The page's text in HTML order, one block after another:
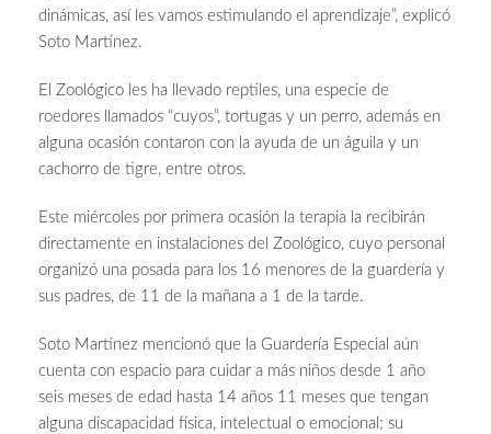
dinámicas, así les vamos estimulando el aprendizaje”, explicó
Soto Martínez.
El Zoológico les ha llevado reptiles, una especie de
roedores llamados “cuyos”, tortugas y un perro, además en
alguna ocasión contaron con la ayuda de un águila y un
cachorro de tigre, entre otros.
Este miércoles por primera ocasión la terapia la recibirán
directamente en instalaciones del Zoológico, cuyo personal
organizó una posada para los 16 menores de la guardería y
sus padres, de 11 de la mañana a 1 de la tarde.
Soto Martínez mencionó que la Guardería Especial aún
cuenta con espacio para cuidar a más niños desde 1 año
seis meses de edad hasta 14 años 11 meses que tengan
alguna discapacidad física, intelectual o emocional; su